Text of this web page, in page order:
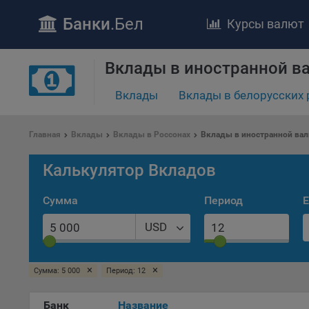
Банки.Бел Курсы валют
Вклады в иностранной
Вклады Вклады в белорусских
Главная Вклады Вклады в Россонах Вклады в иностранной
Калькулятор Вкладов
Сумма
USD
Период
Сумма: 5 000 × Период: 12 ×
Банк Название